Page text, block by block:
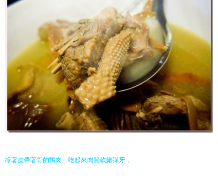
摻著皮帶著骨的鴨肉，吃起來肉質軟嫩彈牙，